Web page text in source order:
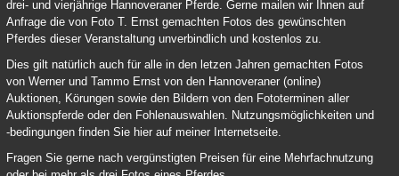
drei- und vierjährige Hannoveraner Pferde. Gerne mailen wir Ihnen auf
Anfrage die von Foto T. Ernst gemachten Fotos des gewünschten
Pferdes dieser Veranstaltung unverbindlich und kostenlos zu.
Dies gilt natürlich auch für alle in den letzen Jahren gemachten Fotos
von Werner und Tammo Ernst von den Hannoveraner (online)
Auktionen, Körungen sowie den Bildern von den Fototerminen aller
Auktionspferde oder den Fohlenauswahlen. Nutzungsmöglichkeiten und
-bedingungen finden Sie hier auf meiner Internetseite.
Fragen Sie gerne nach vergünstigten Preisen für eine Mehrfachnutzung